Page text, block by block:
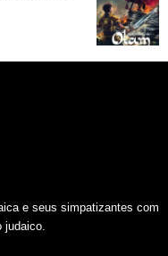
e seus simpatizantes com
judaico.